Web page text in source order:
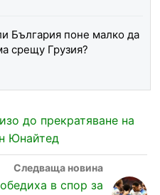
България поне малко да
срещу Грузия?
до прекратяване на
Юнайтед
в спор за